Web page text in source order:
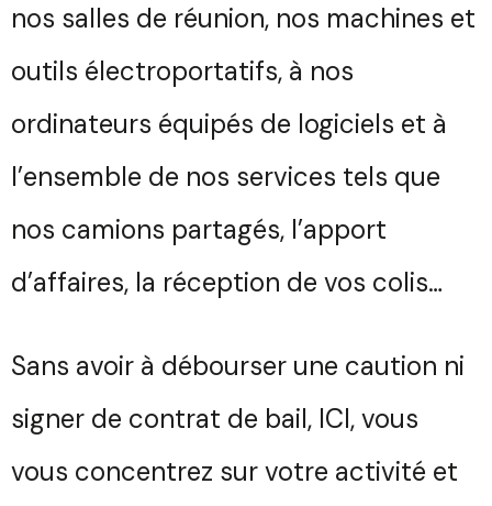
nos salles de réunion, nos machines et
outils électroportatifs, à nos
ordinateurs équipés de logiciels et à
l’ensemble de nos services tels que
nos camions partagés, l’apport
d’affaires, la réception de vos colis…
Sans avoir à débourser une caution ni
signer de contrat de bail, ICI, vous
vous concentrez sur votre activité et